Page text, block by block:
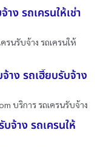
ง รถเครนให้เช่า
รนรับจ้าง รถเครนให้
าง รถเฮี๊ยบรับจ้าง
บริการ รถเครนรับจ้าง
จ้าง รถเครนให้